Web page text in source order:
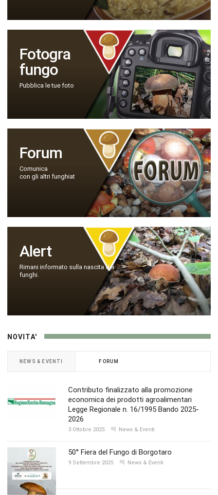
Fotogra
fungo
Pubblica le tue foto
Forum
Comunica
con gli altri funghiat
Alert
Rimani informato sulla nascita dei
funghi.
NOVITA'
NEWS & EVENTI FORUM
Contributo finalizzato alla promozione
economica dei prodotti agroalimentari
Legge Regionale n. 16/1995 Bando 2025-
2026
3 Ottobre 2025 News & Eventi
50° Fiera del Fungo di Borgotaro
9 Settembre 2025 News & Eventi